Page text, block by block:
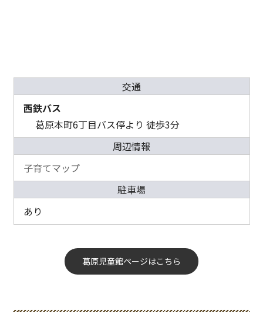
交通
西鉄バス
葛原本町6丁目バス停より 徒歩3分
周辺情報
子育てマップ
駐車場
あり
葛原児童館ページはこちら